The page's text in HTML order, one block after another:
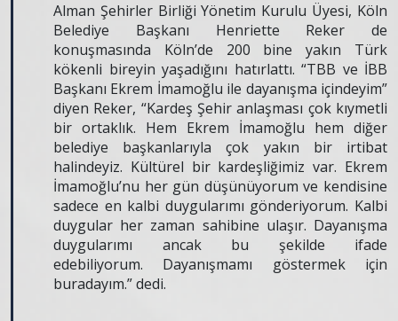
Alman Şehirler Birliği Yönetim Kurulu Üyesi, Köln
Belediye Başkanı Henriette Reker de
konuşmasında Köln’de 200 bine yakın Türk
kökenli bireyin yaşadığını hatırlattı. “TBB ve İBB
Başkanı Ekrem İmamoğlu ile dayanışma içindeyim”
diyen Reker, “Kardeş Şehir anlaşması çok kıymetli
bir ortaklık. Hem Ekrem İmamoğlu hem diğer
belediye başkanlarıyla çok yakın bir irtibat
halindeyiz. Kültürel bir kardeşliğimiz var. Ekrem
İmamoğlu’nu her gün düşünüyorum ve kendisine
sadece en kalbi duygularımı gönderiyorum. Kalbi
duygular her zaman sahibine ulaşır. Dayanışma
duygularımı ancak bu şekilde ifade
edebiliyorum.
Dayanışmamı göstermek için
buradayım.” dedi.